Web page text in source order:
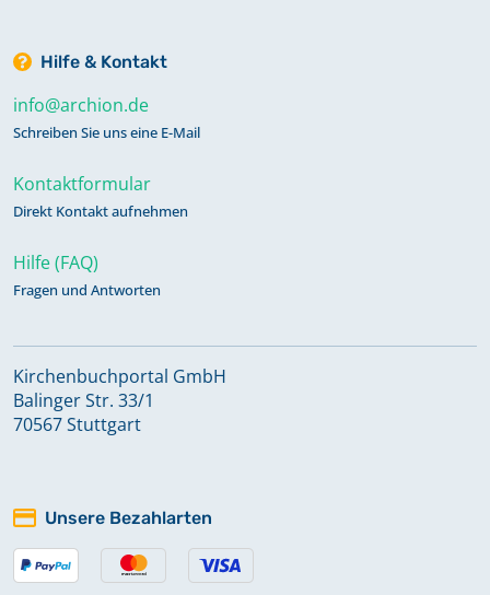
Hilfe & Kontakt
info@archion.de
Schreiben Sie uns eine E-Mail
Kontaktformular
Direkt Kontakt aufnehmen
Hilfe (FAQ)
Fragen und Antworten
Kirchenbuchportal GmbH
Balinger Str. 33/1
70567 Stuttgart
Unsere Bezahlarten